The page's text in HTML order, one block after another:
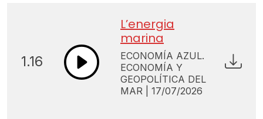
1.16
L’energia
marina
ECONOMÍA AZUL.
ECONOMÍA Y
GEOPOLÍTICA DEL
MAR | 17/07/2026